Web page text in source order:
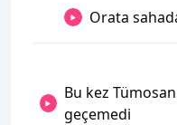
Orata
Bu kez
geçemedi